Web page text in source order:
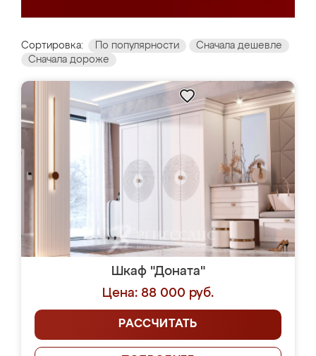
Сортировка: По популярности
Сначала дешевле
Сначала дороже
Шкаф "Доната"
Цена: 88 000 руб.
РАССЧИТАТЬ